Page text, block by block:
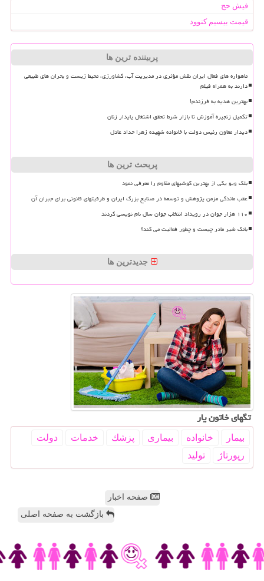
فیش حج
قیمت بیسیم کنوود
پربیننده ترین ها
ماهواره های فعال ایران نقش مؤثری در مدیریت آب، کشاورزی، محیط زیست و بحران های طبیعی
دارند به همراه فیلم
بهترین هدیه به فرزندم!
تکمیل زنجیره آموزش تا بازار شرط تحقق اشتغال پایدار زنان
دیدار معاون رئیس دولت با خانواده شهیده زهرا حداد عادل
پربحث ترین ها
بلک ویو یکی از بهترین گوشیهای مقاوم را معرفی نمود
عقب ماندگی مزمن پژوهش و توسعه در صنایع بزرگ ایران و ظرفیتهای قانونی برای جبران آن
۱۱۰ هزار جوان در رویداد انتخاب جوان سال نام نویسی کردند
بانک شیر مادر چیست و چطور فعالیت می کند؟
جدیدترین ها
تگهای خاتون یار
بیمار خانواده بیماری پزشك خدمات
دولت
رپورتاژ
تولید
صفحه اخبار
بازگشت به صفحه اصلی